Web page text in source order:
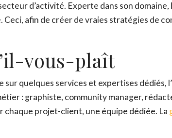
d’activité. Experte dans son domaine,
afin de créer de vraies stratégies de
vous-plaît
quelques services et expertises dédiés,
: graphiste, community manager,
projet-client, une équipe dédiée. La